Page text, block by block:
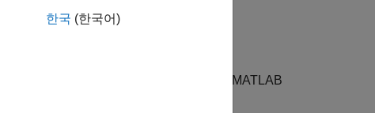
ド MEX ファイルを生成します。この MATLAB
한국 (한국어)